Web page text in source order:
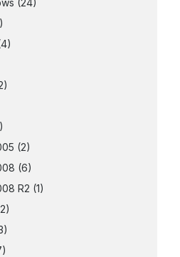
(24)
(2)
(6)
R2 (1)